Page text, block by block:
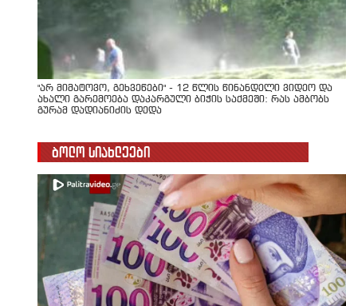
"არ მიმატოვო, გეხვეწები" - 12 წლის წინანდელი ვიდეო და
ახალი გარემოება დაკარგული ბიჭის საქმეში: რას ამბობს
გურამ დადიანიძის დედა
ბოლო სიახლეები